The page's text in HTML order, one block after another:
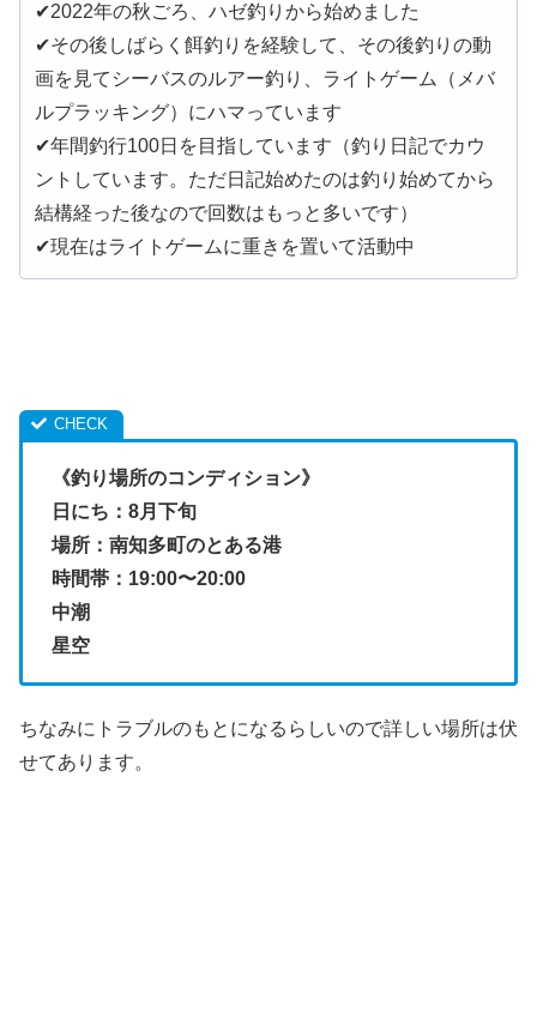
✔︎2022年の秋ごろ、ハゼ釣りから始めました
✔︎その後しばらく餌釣りを経験して、その後釣りの動
画を見てシーバスのルアー釣り、ライトゲーム（メバ
ルプラッキング）にハマっています
✔︎年間釣行100日を目指しています（釣り日記でカウ
ントしています。ただ日記始めたのは釣り始めてから
結構経った後なので回数はもっと多いです）
✔︎現在はライトゲームに重きを置いて活動中
《釣り場所のコンディション》
日にち：8月下旬
場所：南知多町のとある港
時間帯：19:00〜20:00
中潮
星空
ちなみにトラブルのもとになるらしいので詳しい場所は伏
せてあります。